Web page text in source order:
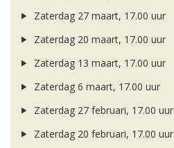
Zaterdag 27 maart, 17.00 uur
Zaterdag 20 maart, 17.00 uur
Zaterdag 13 maart, 17.00 uur
Zaterdag 6 maart, 17.00 uur
Zaterdag 27 februari, 17.00 uur
Zaterdag 20 februari, 17.00 uur